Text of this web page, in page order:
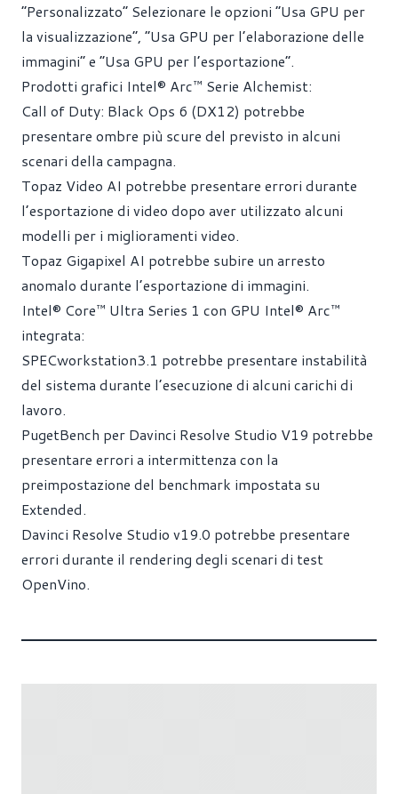
“Personalizzato” Selezionare le opzioni “Usa GPU per
la visualizzazione”, “Usa GPU per l’elaborazione delle
immagini” e “Usa GPU per l’esportazione”.
Prodotti grafici Intel® Arc™ Serie Alchemist:
Call of Duty: Black Ops 6 (DX12) potrebbe
presentare ombre più scure del previsto in alcuni
scenari della campagna.
Topaz Video AI potrebbe presentare errori durante
l’esportazione di video dopo aver utilizzato alcuni
modelli per i miglioramenti video.
Topaz Gigapixel AI potrebbe subire un arresto
anomalo durante l’esportazione di immagini.
Intel® Core™ Ultra Series 1 con GPU Intel® Arc™
integrata:
SPECworkstation3.1 potrebbe presentare instabilità
del sistema durante l’esecuzione di alcuni carichi di
lavoro.
PugetBench per Davinci Resolve Studio V19 potrebbe
presentare errori a intermittenza con la
preimpostazione del benchmark impostata su
Extended.
Davinci Resolve Studio v19.0 potrebbe presentare
errori durante il rendering degli scenari di test
OpenVino.